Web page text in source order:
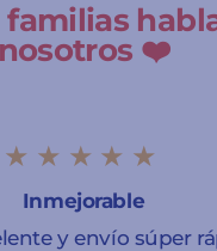
familias
nosotros ❤️
★★★★★
Inmejorable
y envío súper